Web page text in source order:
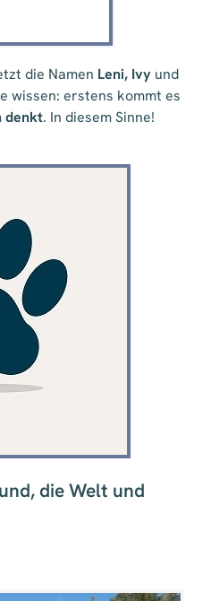
die Namen Leni, Ivy und
wissen: erstens kommt es
denkt. In diesem Sinne!
die Welt und